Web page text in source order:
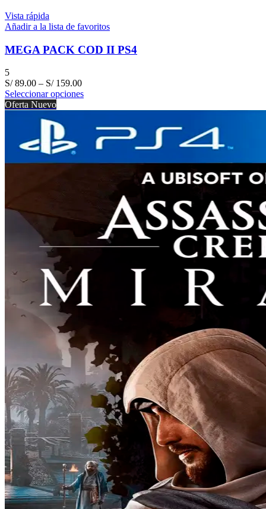
Vista rápida
Añadir a la lista de favoritos
MEGA PACK COD II PS4
5
S/89.00 – S/159.00
Seleccionar opciones
Oferta Nuevo